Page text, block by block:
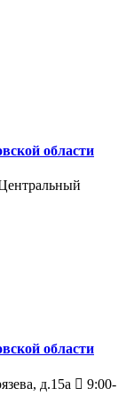
области
области
д.15а
9:00-